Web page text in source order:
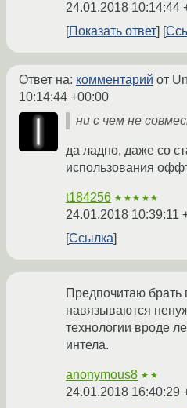
24.01.2018 10:14:44
Показать ответ
Ответ на: комментарий от
10:14:44 +00:00
ни с чем не
да ладно, даже со
использования
t184256 ★★★★★
24.01.2018 10:39:11
Ссылка
Предпочитаю брать
навязываются
технологии вроде
интела.
anonymous8 ★★
24.01.2018 16:40:29